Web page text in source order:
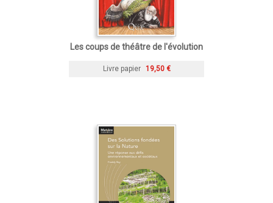
Les coups de théâtre de l'évolution
Livre papier 19,50 €